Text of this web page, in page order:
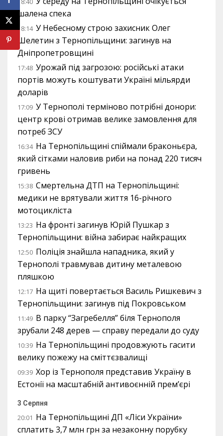
шалена спека
18:14 У Небесному строю захисник Олег
Шелетин з Тернопільщини: загинув на
Дніпропетровщині
17:48 Урожай під загрозою: російські атаки
портів можуть коштувати Україні мільярди
доларів
17:09 У Тернополі терміново потрібні донори:
центр крові отримав велике замовлення для
потреб ЗСУ
16:34 На Тернопільщині спіймали браконьєра,
який сітками наловив риби на понад 220 тисяч
гривень
15:38 Смертельна ДТП на Тернопільщині:
медики не врятували життя 16-річного
мотоцикліста
13:23 На фронті загинув Юрій Пушкар з
Тернопільщини: війна забирає найкращих
12:50 Поліція знайшла нападника, який у
Тернополі травмував дитину металевою
пляшкою
12:17 На щиті повертається Василь Ришкевич з
Тернопільщини: загинув під Покровськом
11:49 В парку “Загребелля” біля Тернополя
зрубали 248 дерев — справу передали до суду
10:39 На Тернопільщині продовжують гасити
велику пожежу на сміттєзвалищі
09:39 Хор із Тернополя представив Україну в
Естонії на масштабній антивоєнній прем’єрі
3 Серпня
20:01 На Тернопільщині ДП «Ліси України»
сплатить 3,7 млн грн за незаконну порубку